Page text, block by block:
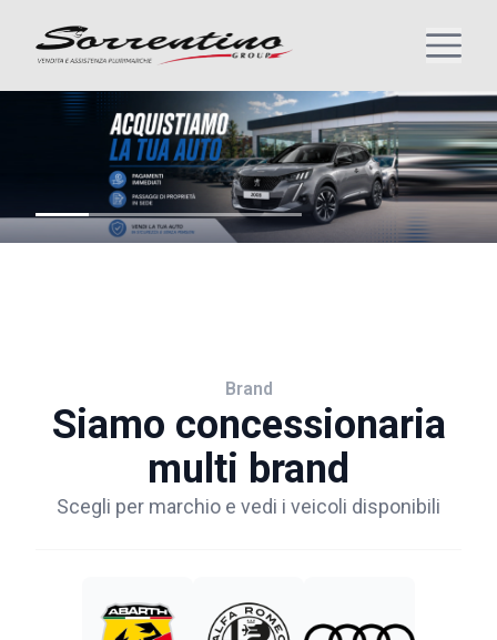
Brand
Siamo concessionaria
multi brand
Scegli per marchio e vedi i veicoli disponibili